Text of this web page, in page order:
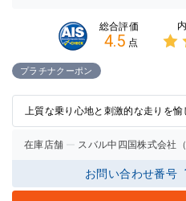
総合評価
4.5 点
プラチナクーポン
上質な乗り心地と刺激的な走りを愉
在庫店舗 スバル中四国株式会社
お問い合わせ番号